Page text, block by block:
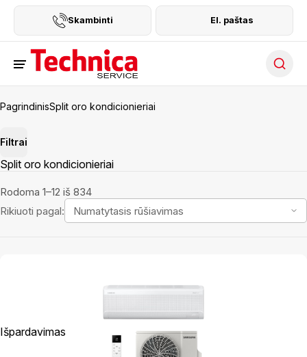
Skambinti El. paštas
PagrindinisSplit oro kondicionieriai
Filtrai
Split oro kondicionieriai
Rodoma 1–12 iš 834
Rikiuoti pagal:
Išpardavimas